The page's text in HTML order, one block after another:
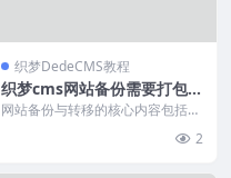
织梦DedeCMS教程
织梦cms网站备份需要打包的
文件
网站备份与转移的核心内容包括：
2